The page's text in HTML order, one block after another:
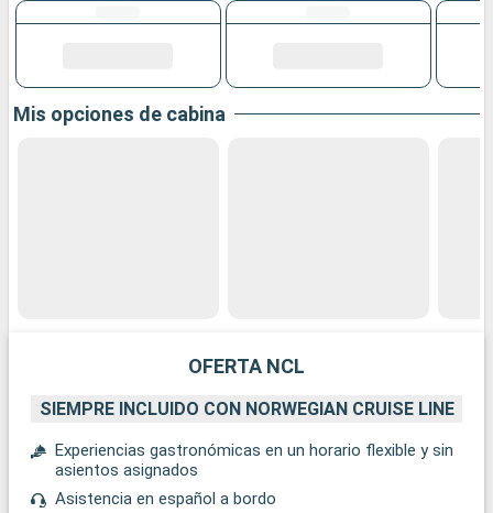
Mis opciones de cabina
OFERTA NCL
SIEMPRE INCLUIDO CON NORWEGIAN CRUISE LINE
Experiencias gastronómicas en un horario flexible y sin
asientos asignados
Asistencia en español a bordo